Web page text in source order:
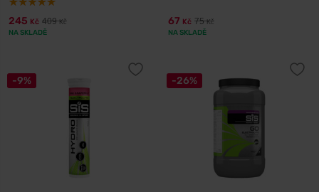
245 Kč 409Kč
NA SKLADĚ
67 Kč 75Kč
NA SKLADĚ
-9% -26%